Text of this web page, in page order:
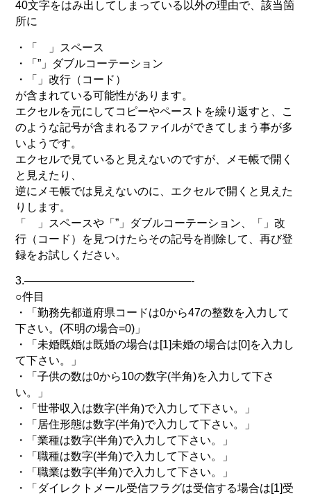
40文字をはみ出してしまっている以外の理由で、該当箇
所に
・「 」スペース
・「”」ダブルコーテーション
・「」改行（コード）
が含まれている可能性があります。
エクセルを元にしてコピーやペーストを繰り返すと、こ
のような記号が含まれるファイルができてしまう事が多
いようです。
エクセルで見ていると見えないのですが、メモ帳で開く
と見えたり、
逆にメモ帳では見えないのに、エクセルで開くと見えた
りします。
「 」スペースや「”」ダブルコーテーション、「」改
行（コード）を見つけたらその記号を削除して、再び登
録をお試しください。
3.———————————————-
○件目
・「勤務先都道府県コードは0から47の整数を入力して
下さい。(不明の場合=0)」
・「未婚既婚は既婚の場合は[1]未婚の場合は[0]を入力し
て下さい。」
・「子供の数は0から10の数字(半角)を入力して下さ
い。」
・「世帯収入は数字(半角)で入力して下さい。」
・「居住形態は数字(半角)で入力して下さい。」
・「業種は数字(半角)で入力して下さい。」
・「職種は数字(半角)で入力して下さい。」
・「職業は数字(半角)で入力して下さい。」
・「ダイレクトメール受信フラグは受信する場合は[1]受